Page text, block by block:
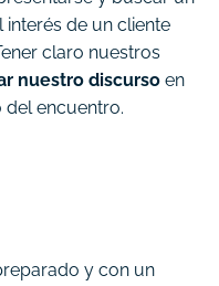
de un cliente
claro nuestros
nuestro discursoen
encuentro.
y con un